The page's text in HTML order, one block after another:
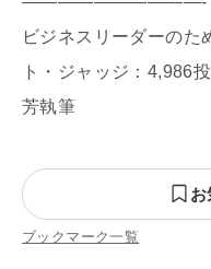
ビジネスリーダーのた
ト・ジャッジ：4,986
芳執筆
お
ブックマーク一覧